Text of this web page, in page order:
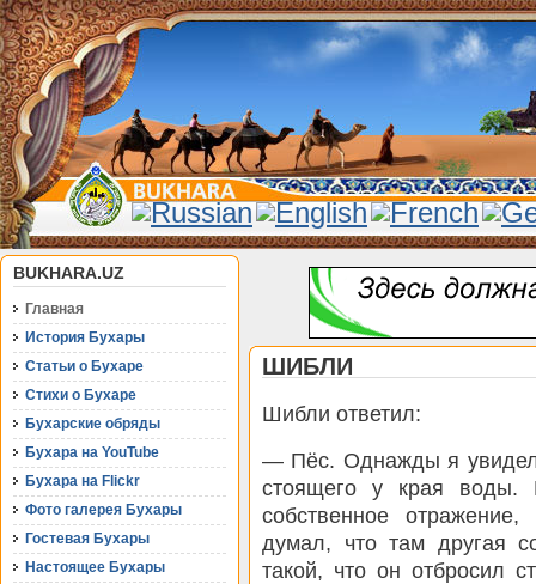
BUKHARA.UZ
Главная
История Бухары
Статьи о Бухаре
Стихи о Бухаре
Бухарские обряды
Бухара на YouTube
Бухара на Flickr
Фото галерея Бухары
Гостевая Бухары
Настоящее Бухары
ШИБЛИ
Шибли ответил:
— Пёс. Однажды я
стоящего у края воды.
собственное
думал, что там другая
такой, что он отбросил